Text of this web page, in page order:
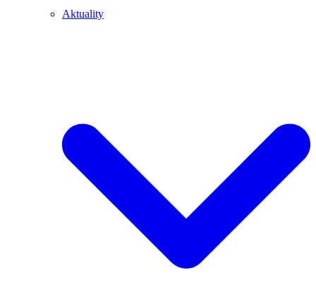
Aktuality